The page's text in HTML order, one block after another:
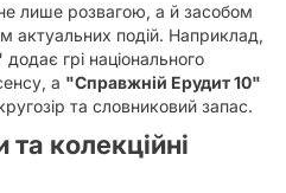
лише розвагою, а й засобом
актуальних подій. Наприклад,
додає грі національного
а "Справжній Ерудит 10"
та словниковий запас.
та колекційні